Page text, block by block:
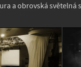
a obrovská světelná